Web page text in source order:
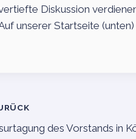
Diskussion
unserer Startseite
des Vorstands in